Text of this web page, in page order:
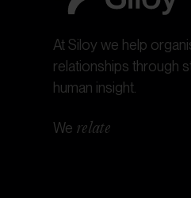
At Siloy we help
relationships through
human insight.
We relate